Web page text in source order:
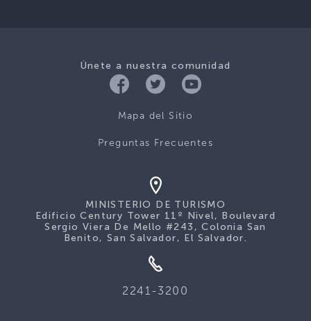
Únete a nuestra comunidad
Mapa del Sitio
Preguntas Frecuentes
MINISTERIO DE TURISMO
Edificio Century Tower 11º Nivel, Boulevard
Sergio Viera De Mello #243, Colonia San
Benito, San Salvador, El Salvador.
2241-3200